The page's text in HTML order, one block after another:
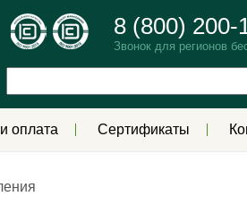
8 (800) 200-
Звонок для регионов
оплата Сертификаты